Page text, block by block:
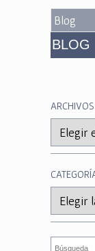
BLOG
ARCHIVOS